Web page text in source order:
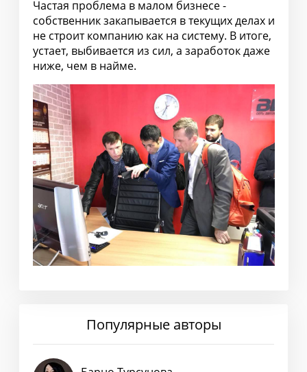
Частая проблема в малом бизнесе -
собственник закапывается в текущих делах и
не строит компанию как на систему. В итоге,
устает, выбивается из сил, а заработок даже
ниже, чем в найме.
Популярные авторы